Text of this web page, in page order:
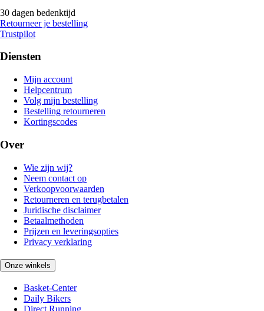
30 dagen bedenktijd
Retourneer je bestelling
Trustpilot
Diensten
Mijn account
Helpcentrum
Volg mijn bestelling
Bestelling retourneren
Kortingscodes
Over
Wie zijn wij?
Neem contact op
Verkoopvoorwaarden
Retourneren en terugbetalen
Juridische disclaimer
Betaalmethoden
Prijzen en leveringsopties
Privacy verklaring
Onze winkels
Basket-Center
Daily Bikers
Direct Running